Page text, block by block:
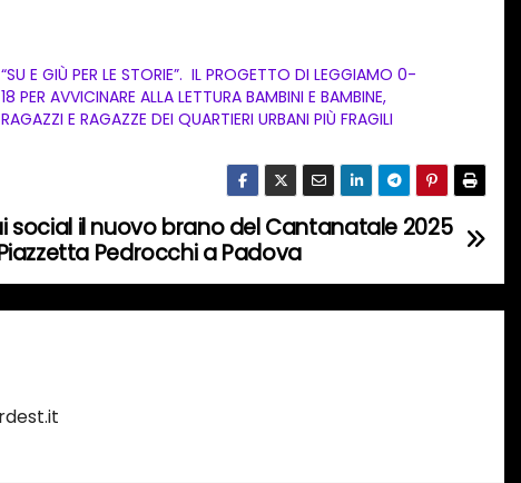
“SU E GIÙ PER LE STORIE”. IL PROGETTO DI LEGGIAMO 0-
18 PER AVVICINARE ALLA LETTURA BAMBINI E BAMBINE,
RAGAZZI E RAGAZZE DEI QUARTIERI URBANI PIÙ FRAGILI
social il nuovo brano del Cantanatale 2025
Pedrocchi a Padova